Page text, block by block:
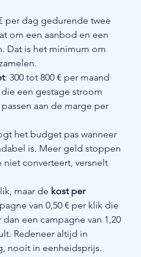
per dag gedurende twee
om een aanbod en een
Dat is het minimum om
: 300 tot 800 € per maand
een gestage stroom
aan de marge per
het budget pas wanneer
is. Meer geld stoppen
converteert, versnelt
maar de kost per
van 0,50 € per klik die
een campagne van 1,20
Redeneer altijd in
nooit in eenheidsprijs.